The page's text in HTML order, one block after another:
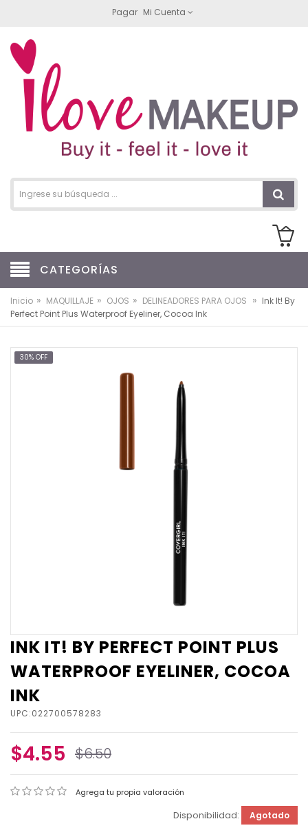
Pagar Mi Cuenta
CATEGORÍAS
Inicio » MAQUILLAJE » OJOS » DELINEADORES PARA OJOS » Ink It! By
Perfect Point Plus Waterproof Eyeliner, Cocoa Ink
30% OFF
INK IT! BY PERFECT POINT PLUS
WATERPROOF EYELINER, COCOA
INK
UPC:022700578283
$4.55 $6.50
Agrega tu propia valoración
Disponibilidad: Agotado